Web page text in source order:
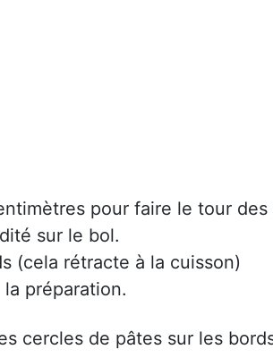
pour faire le tour
sur le bol.
(cela rétracte à la cuisson)
préparation.
cercles de pâtes sur les